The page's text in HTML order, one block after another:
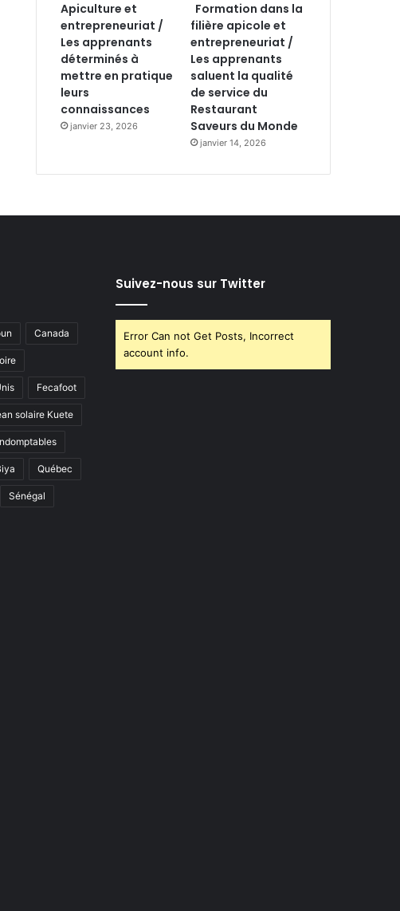
Apiculture et
entrepreneuriat /
Les apprenants
déterminés à
mettre en pratique
leurs
connaissances
janvier 23, 2026
Formation dans la
filière apicole et
entrepreneuriat /
Les apprenants
saluent la qualité
de service du
Restaurant
Saveurs du Monde
janvier 14, 2026
Canada
Fecafoot
solaire Kuete
Québec
Sénégal
Suivez-nous sur Twitter
Error Can not Get Posts, Incorrect
account info.